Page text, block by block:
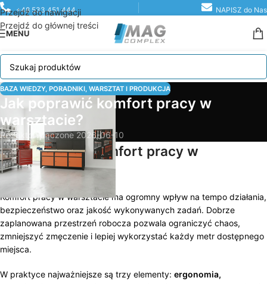
Przejdź do nawigacji
Przejdź do głównej treści
+48 533 451 444 NAPISZ do Nas
MENU
BAZA WIEDZY, PORADNIKI, WARSZTAT I PRODUKCJA
Jak poprawić komfort pracy w
warsztacie?
Redaktor Włączone 2026-06-10
Jak poprawić komfort pracy w
warsztacie?
Komfort pracy w warsztacie ma ogromny wpływ na tempo działania,
bezpieczeństwo oraz jakość wykonywanych zadań. Dobrze
zaplanowana przestrzeń robocza pozwala ograniczyć chaos,
zmniejszyć zmęczenie i lepiej wykorzystać każdy metr dostępnego
miejsca.
W praktyce najważniejsze są trzy elementy: ergonomia,